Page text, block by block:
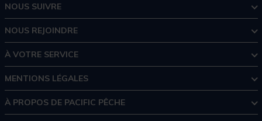
NOUS SUIVRE
NOUS REJOINDRE
À VOTRE SERVICE
MENTIONS LÉGALES
À PROPOS DE PACIFIC PÊCHE